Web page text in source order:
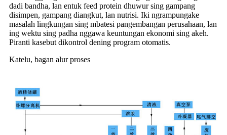
dadi bandha, lan entuk feed protein dhuwur sing gampang
disimpen, gampang diangkut, lan nutrisi. Iki ngrampungake
masalah lingkungan sing mbatesi pangembangan perusahaan, lan
ing wektu sing padha nggawa keuntungan ekonomi sing akeh.
Piranti kasebut dikontrol dening program otomatis.
Katelu, bagan alur proses